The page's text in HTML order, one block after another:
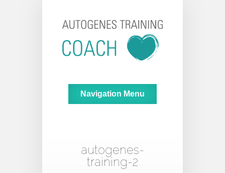
Navigation Menu
autogenes-
training-2